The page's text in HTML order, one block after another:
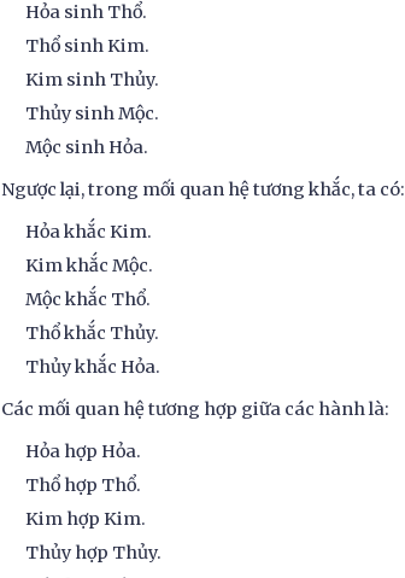
Hỏa sinh Thổ.
Thổ sinh Kim.
Kim sinh Thủy.
Thủy sinh Mộc.
Mộc sinh Hỏa.
Ngược lại, trong mối quan hệ tương khắc, ta có:
Hỏa khắc Kim.
Kim khắc Mộc.
Mộc khắc Thổ.
Thổ khắc Thủy.
Thủy khắc Hỏa.
Các mối quan hệ tương hợp giữa các hành là:
Hỏa hợp Hỏa.
Thổ hợp Thổ.
Kim hợp Kim.
Thủy hợp Thủy.